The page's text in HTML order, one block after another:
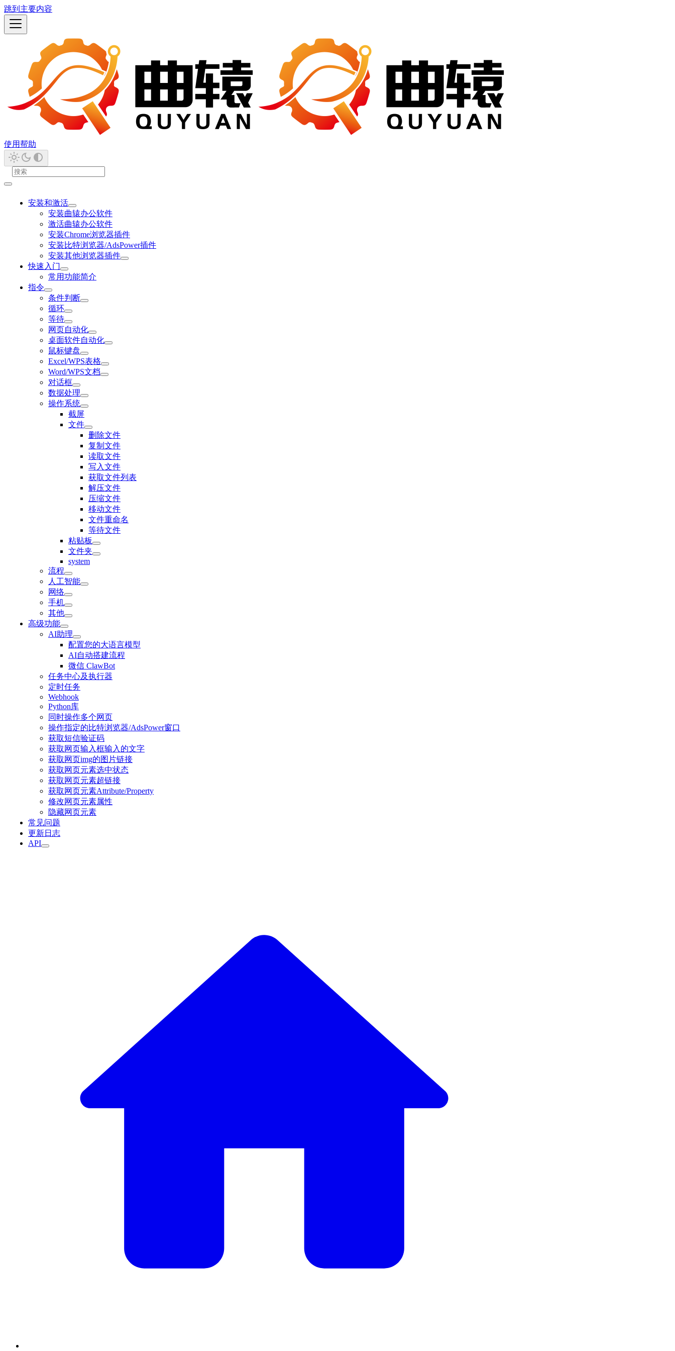
跳到主要内容
使用帮助
安装和激活
安装曲辕办公软件
激活曲辕办公软件
安装Chrome浏览器插件
安装比特浏览器/AdsPower插件
安装其他浏览器插件
快速入门
常用功能简介
指令
条件判断
循环
等待
网页自动化
桌面软件自动化
鼠标键盘
Excel/WPS表格
Word/WPS文档
对话框
数据处理
操作系统
截屏
文件
删除文件
复制文件
读取文件
写入文件
获取文件列表
解压文件
压缩文件
移动文件
文件重命名
等待文件
粘贴板
文件夹
system
流程
人工智能
网络
手机
其他
高级功能
AI助理
配置您的大语言模型
AI自动搭建流程
微信 ClawBot
任务中心及执行器
定时任务
Webhook
Python库
同时操作多个网页
操作指定的比特浏览器/AdsPower窗口
获取短信验证码
获取网页输入框输入的文字
获取网页img的图片链接
获取网页元素选中状态
获取网页元素超链接
获取网页元素Attribute/Property
修改网页元素属性
隐藏网页元素
常见问题
更新日志
API